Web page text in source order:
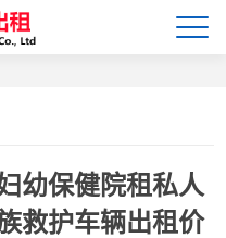
幼保健院租私人
救护车辆出租价